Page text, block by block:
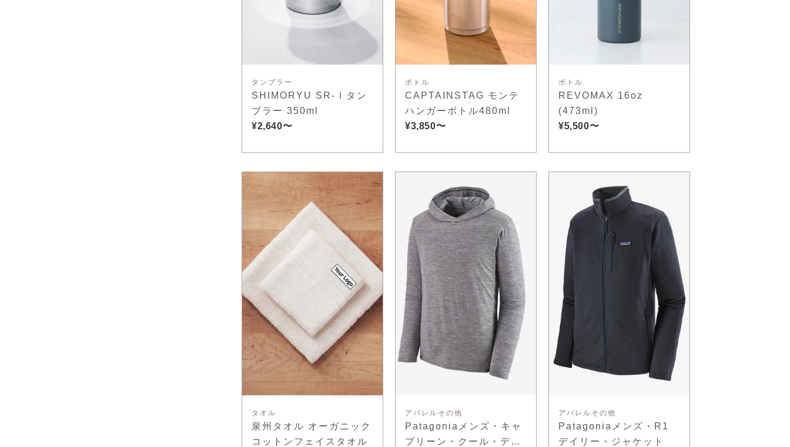
タンブラー
SHIMORYU SR-Ⅰタン
ブラー 350ml
¥2,640〜
ボトル
CAPTAINSTAG モンテ
ハンガーボトル480ml
¥3,850〜
ボトル
REVOMAX 16oz
(473ml)
¥5,500〜
タオル
泉州タオル オーガニック
コットンフェイスタオル
アパレルその他
Patagoniaメンズ・キャ
プリーン・クール・デイ
アパレルその他
Patagoniaメンズ・R1
デイリー・ジャケット